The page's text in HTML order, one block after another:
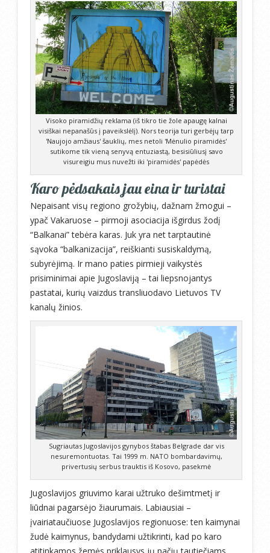
Visoko piramidžių reklama (iš tikro tie žole apaugę kalnai
visiškai nepanašūs į paveikslėlį). Nors teorija turi gerbėjų tarp
'Naujojo amžiaus' šauklių, mes netoli 'Mėnulio piramidės'
sutikome tik vieną senyvą entuziastą, besisiūliusį savo
visureigiu mus nuvežti iki 'piramidės' papėdės
Karo pėdsakais jau eina ir turistai
Nepaisant visų regiono grožybių, dažnam žmogui –
ypač Vakaruose – pirmoji asociacija išgirdus žodį
“Balkanai” tebėra karas. Juk yra net tarptautinė
sąvoka “balkanizacija”, reiškianti susiskaldymą,
subyrėjimą. Ir mano paties pirmieji vaikystės
prisiminimai apie Jugoslaviją – tai liepsnojantys
pastatai, kurių vaizdus transliuodavo Lietuvos TV
kanalų žinios.
Sugriautas Jugoslavijos gynybos štabas Belgrade dar vis
nesuremontuotas. Tai 1999 m. NATO bombardavimų,
privertusių serbus trauktis iš Kosovo, pasekmė
Jugoslavijos griuvimo karai užtruko dešimtmetį ir
liūdnai pagarsėjo žiaurumais. Labiausiai –
įvairiataučiuose Jugoslavijos regionuose: ten kaimynai
žudė kaimynus, bandydami užtikrinti, kad po karo